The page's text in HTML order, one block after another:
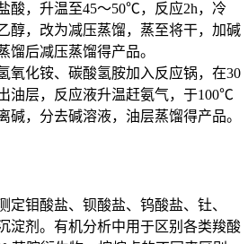
酸，升温至45～50℃，反应2h，冷
醇，改为减压蒸馏，蒸至将干，加碱
馏后减压蒸馏得产品。
氧化铵、碳酸氢胺加入反应锅，在30
油层，反应液升温赶氨气，于100℃
碱，分去碱溶液，油层蒸馏得产品。
定钼酸盐、钡酸盐、钨酸盐、钍、
淀剂。有机分析中用于区别各类羧酸